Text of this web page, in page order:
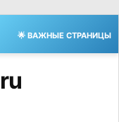
🌟 ВАЖНЫЕ СТРАНИЦЫ